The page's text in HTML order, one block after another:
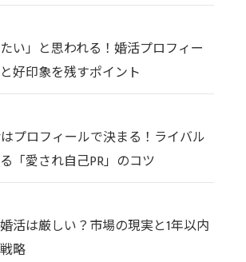
たい」と思われる！婚活プロフィー
好印象を残すポイント
プロフィールで決まる！ライバル
「愛され自己PR」のコツ
活は厳しい？市場の現実と1年以内
略